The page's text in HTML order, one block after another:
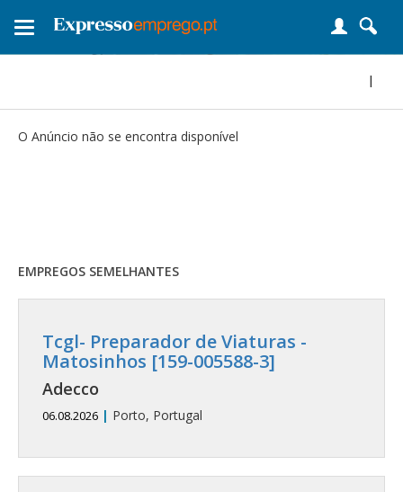
Toggle
|
O Anúncio não se encontra disponível
EMPREGOS SEMELHANTES
Tcgl- Preparador de Viaturas -
Matosinhos [159-005588-3]
Adecco
06.08.2026 | Porto, Portugal